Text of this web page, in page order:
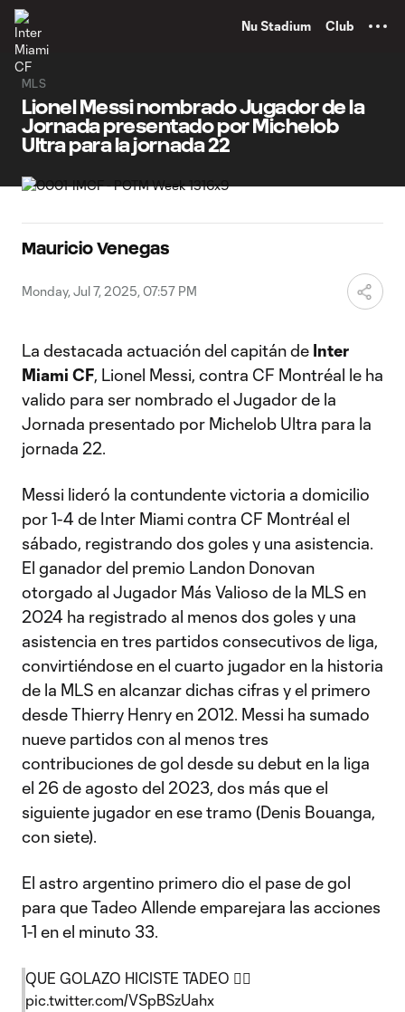
Nu Stadium Club
MLS
Lionel Messi nombrado Jugador de la
Jornada presentado por Michelob
Ultra para la jornada 22
Mauricio Venegas
Monday, Jul 7, 2025, 07:57 PM
La destacada actuación del capitán de Inter
Miami CF, Lionel Messi, contra CF Montréal le ha
valido para ser nombrado el Jugador de la
Jornada presentado por Michelob Ultra para la
jornada 22.
Messi lideró la contundente victoria a domicilio
por 1-4 de Inter Miami contra CF Montréal el
sábado, registrando dos goles y una asistencia.
El ganador del premio Landon Donovan
otorgado al Jugador Más Valioso de la MLS en
2024 ha registrado al menos dos goles y una
asistencia en tres partidos consecutivos de liga,
convirtiéndose en el cuarto jugador en la historia
de la MLS en alcanzar dichas cifras y el primero
desde Thierry Henry en 2012. Messi ha sumado
nueve partidos con al menos tres
contribuciones de gol desde su debut en la liga
el 26 de agosto del 2023, dos más que el
siguiente jugador en ese tramo (Denis Bouanga,
con siete).
El astro argentino primero dio el pase de gol
para que Tadeo Allende emparejara las acciones
1-1 en el minuto 33.
QUE GOLAZO HICISTE TADEO 😮‍💨
pic.twitter.com/VSpBSzUahx